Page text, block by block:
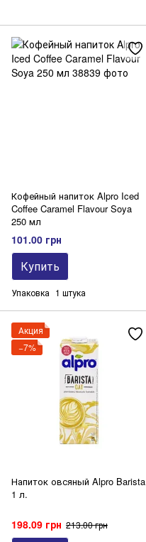
Кофейный напиток Alpro Iced
Coffee Caramel Flavour Soya
250 мл
101.00 грн
Купить
Упаковка 1 штука
Акция
−7%
Напиток овсяный Alpro Barista
1 л.
198.09 грн 213.00 грн